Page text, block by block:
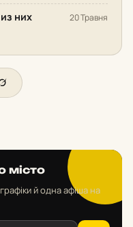
них
20 Травня
місто
й одна афіша на